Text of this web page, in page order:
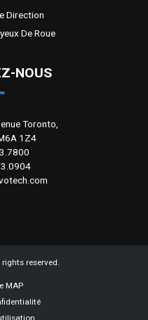
Direction
De Roue
NOUS
Toronto,
1Z4
reserved.
MAP